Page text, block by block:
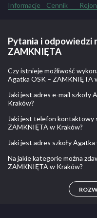
Informacje Cennik
Pytania i odpowiedzi
ZAMKNIĘTA
Czy istnieje możliwość
Agatka OSK – ZAMKNIĘTA
Nie, nie ma takiej możliwości.
Jaki jest adres e-mail
Kraków?
kontakt@agatka-krakow.pl
Jaki jest telefon kontaktowy
ZAMKNIĘTA w Kraków?
501 132 076
Jaki jest adres szkoły
Ulica Kalwaryjska 41, 30-504
Na jakie kategorie można
ZAMKNIĘTA w Kraków?